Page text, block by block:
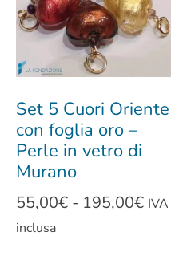
Set 5 Cuori Oriente
con foglia oro –
Perle in vetro di
Murano
55,00€ - 195,00€ IVA
inclusa